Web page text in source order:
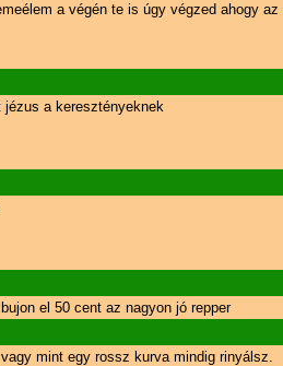
a végén te is úgy végzed ahogy
jézus a keresztényeknek
el 50 cent az nagyon jó repper
mint egy rossz kurva mindig rinyálsz.